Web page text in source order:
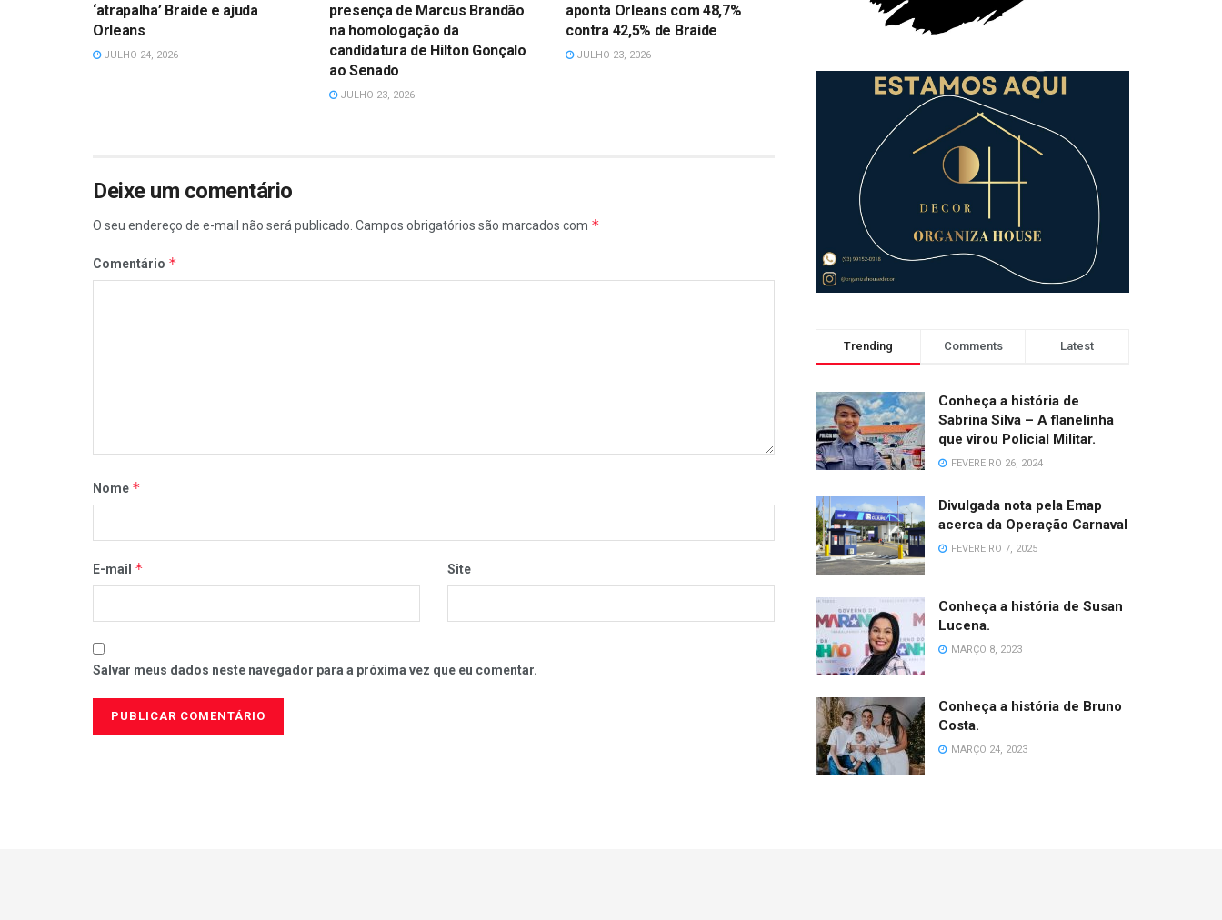
‘atrapalha’ Braide e ajuda
Orleans
JULHO 24, 2026
presença de Marcus Brandão
na homologação da
candidatura de Hilton Gonçalo
ao Senado
JULHO 23, 2026
aponta Orleans com 48,7%
contra 42,5% de Braide
JULHO 23, 2026
Deixe um comentário
O seu endereço de e-mail não será publicado. Campos obrigatórios são marcados com *
Comentário *
Nome *
E-mail * Site
Salvar meus dados neste navegador para a próxima vez que eu comentar.
Trending Comments Latest
Conheça a história de
Sabrina Silva – A flanelinha
que virou Policial Militar.
FEVEREIRO 26, 2024
Divulgada nota pela Emap
acerca da Operação Carnaval
FEVEREIRO 7, 2025
Conheça a história de Susan
Lucena.
MARÇO 8, 2023
Conheça a história de Bruno
Costa.
MARÇO 24, 2023